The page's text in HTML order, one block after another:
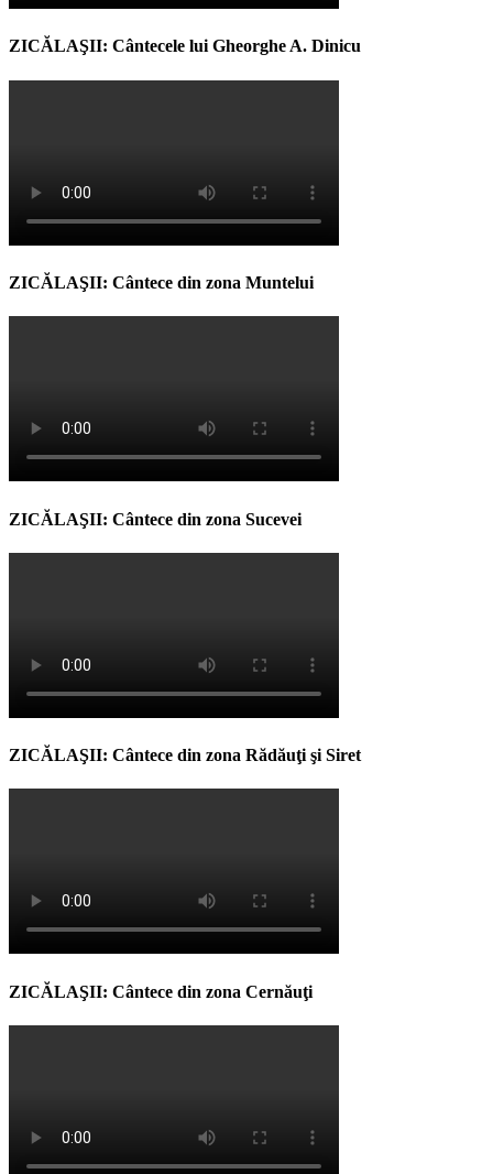
ZICĂLAŞII: Cântecele lui Gheorghe A. Dinicu
ZICĂLAŞII: Cântece din zona Muntelui
ZICĂLAŞII: Cântece din zona Sucevei
ZICĂLAŞII: Cântece din zona Rădăuţi şi Siret
ZICĂLAŞII: Cântece din zona Cernăuţi